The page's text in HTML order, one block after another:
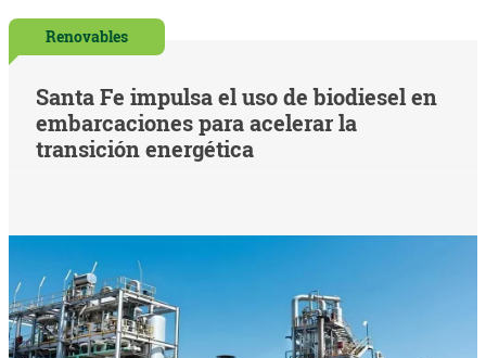
Renovables
Santa Fe impulsa el uso de biodiesel en
embarcaciones para acelerar la
transición energética